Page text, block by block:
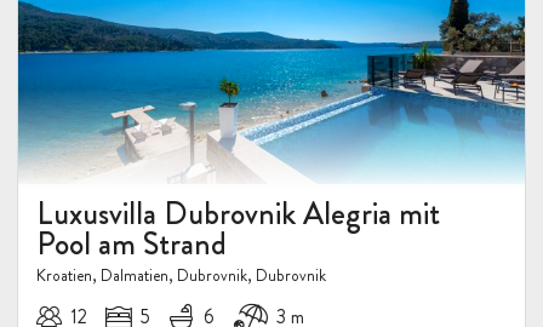
Luxusvilla Dubrovnik Alegria mit
Pool am Strand
Kroatien, Dalmatien, Dubrovnik, Dubrovnik
12 5 6 3 m